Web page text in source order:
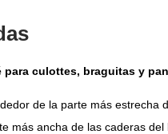
para culottes, braguitas y
de la parte más estrecha
más ancha de las caderas del